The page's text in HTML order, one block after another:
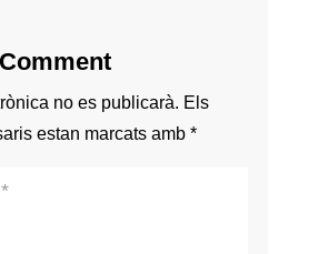
no es publicarà. Els
estan marcats amb *